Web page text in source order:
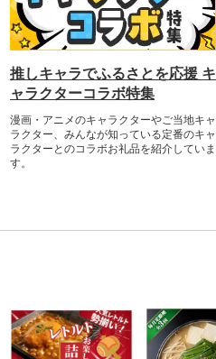
推しキャラでふるさとを応援 キ
ャラクターコラボ特集
漫画・アニメのキャラクターやご当地キャ
ラクター、みんなが知っている定番のキャ
ラクターとのコラボお礼品を紹介していま
す。​